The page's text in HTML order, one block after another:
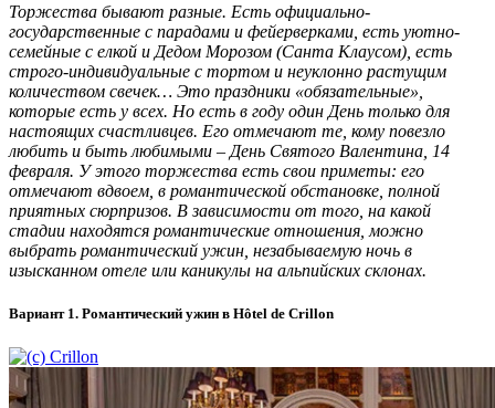
Торжества бывают разные. Есть официально-
государственные с парадами и фейерверками, есть уютно-
семейные с елкой и Дедом Морозом (Санта Клаусом), есть
строго-индивидуальные с тортом и неуклонно растущим
количеством свечек… Это праздники «обязательные»,
которые есть у всех. Но есть в году один День только для
настоящих счастливцев. Его отмечают те, кому повезло
любить и быть любимыми – День Святого Валентина, 14
февраля. У этого торжества есть свои приметы: его
отмечают вдвоем, в романтической обстановке, полной
приятных сюрпризов. В зависимости от того, на какой
стадии находятся романтические отношения, можно
выбрать романтический ужин, незабываемую ночь в
изысканном отеле или каникулы на альпийских склонах.
Вариант 1. Романтический ужин в Hôtel de Crillon